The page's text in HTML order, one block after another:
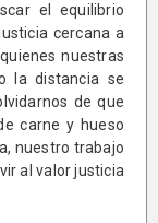
el equilibrio
cercana a
nuestras
la distancia se
de que
carne y hueso
nuestro trabajo
al valor justicia